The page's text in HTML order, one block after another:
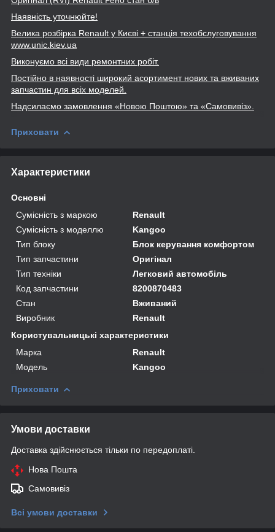
Наявність уточнюйте!
Велика розбірка Renault у Києві + станція техобслуговування
www.unic .kiev.ua
Виконуємо всі види ремонтних робіт.
Постійно в наявності широкий асортимент нових та вживаних
запчастин для всіх моделей.
Надсилаємо замовлення «Новою Поштою» та «Самовивіз».
Приховати
Характеристики
Основні
Сумісність з маркою
Renault
Сумісність з моделлю
Kangoo
Тип блоку
Блок керування комфортом
Тип запчастини
Оригінал
Тип техніки
Легковий автомобіль
Код запчастини
8200870483
Стан
Вживаний
Виробник
Renault
Користувальницькі характеристики
Марка
Renault
Модель
Kangoo
Приховати
Умови доставки
Доставка здійснюється тільки по передоплаті.
Нова Пошта
Самовивіз
Всі умови доставки